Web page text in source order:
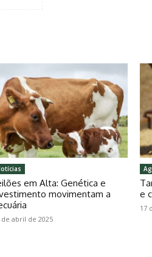
em Alta: Genética e
movimentam a
de abril de 2025
e
17